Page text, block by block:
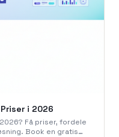
i 2026
Få priser, fordele
Book en gratis